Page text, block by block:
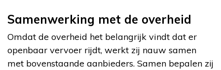
Samenwerking met de overheid
Omdat de overheid het belangrijk vindt dat er
openbaar vervoer rijdt, werkt zij nauw samen
met bovenstaande aanbieders. Samen bepalen zij